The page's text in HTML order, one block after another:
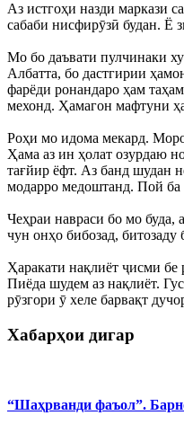
Аз истгоҳи назди маркази
сабаби нисфирӯзӣ будан. Ё
Мо бо даъвати пулчинаки
Албатта, бо дастгирии
фарёди ронандаро ҳам
мехонд. Ҳамагон мафтуни
Роҳи мо идома мекард.
Ҳама аз ин ҳолат озурдаю
тағйир ёфт. Аз банд шудан
модарро медоштанд. Пой ба
Чеҳраи навраси бо мо
чун онҳо бибозад,
Ҳаракати нақлиёт ҷисми бе
Пиёда шудем аз нақлиёт.
рӯзгори ӯ хеле барвақт
Хабарҳои дигар
“Шаҳрванди фаъол”.